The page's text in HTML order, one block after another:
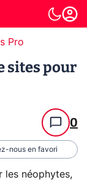
Pro
sites pour
0
nous en favori
les néophytes,